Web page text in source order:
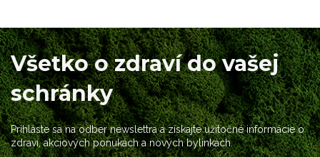
Všetko o zdraví do vašej
schránky
Prihláste sa na odber newslettra a získajte užitočné informácie o
zdraví, akciových ponukách a nových bylinkách.